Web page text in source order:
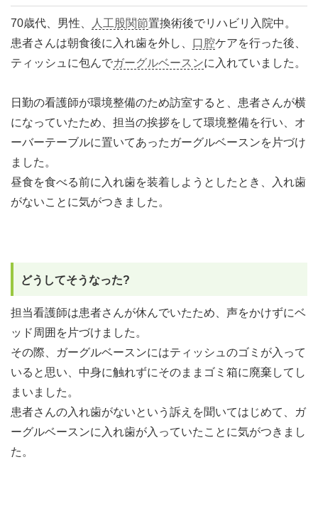
70歳代、男性、 人工股関節置換術後でリハビリ入院中。
患者さんは朝食後に入れ歯を外し、 口腔ケアを行った後、
ティッシュに包んでガーグルベースンに入れていました。
日勤の看護師が環境整備のため訪室すると、患者さんが横
になっていたため、担当の挨拶をして環境整備を行い、オ
ーバーテーブルに置いてあったガーグルベースンを片づけ
ました。
昼食を食べる前に入れ歯を装着しようとしたとき、入れ歯
がないことに気がつきました。
どうしてそうなった?
担当看護師は患者さんが休んでいたため、声をかけずにベ
ッド周囲を片づけました。
その際、ガーグルベースンにはティッシュのゴミが入って
いると思い、中身に触れずにそのままゴミ箱に廃棄してし
まいました。
患者さんの入れ歯がないという訴えを聞いてはじめて、ガ
ーグルベースンに入れ歯が入っていたことに気がつきまし
た。